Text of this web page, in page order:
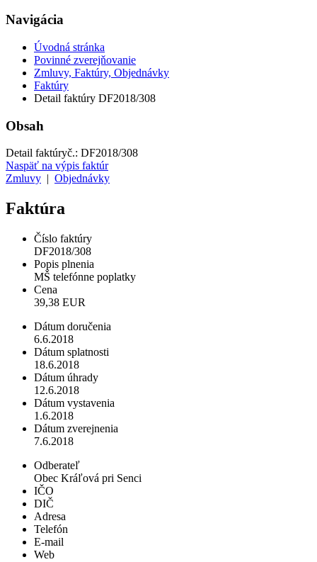
Navigácia
Úvodná stránka
Povinné zverejňovanie
Zmluvy, Faktúry, Objednávky
Faktúry
Detail faktúry DF2018/308
Obsah
Detail faktúryč.: DF2018/308
Naspäť na výpis faktúr
Zmluvy
Objednávky
Faktúra
Číslo faktúry
DF2018/308
Popis plnenia
MŠ telefónne poplatky
Cena
39,38 EUR
Dátum doručenia
6.6.2018
Dátum splatnosti
18.6.2018
Dátum úhrady
12.6.2018
Dátum vystavenia
1.6.2018
Dátum zverejnenia
7.6.2018
Odberateľ
Obec Kráľová pri Senci
IČO
DIČ
Adresa
Telefón
E-mail
Web